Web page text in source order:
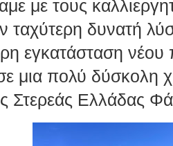
με τους
ταχύτερη δυνατή
εγκατάσταση
μια πολύ δύσκολη
Στερεάς Ελλάδας